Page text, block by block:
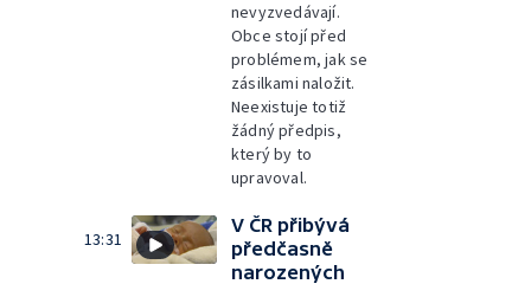
nevyzvedávají.
Obce stojí před
problémem, jak se
zásilkami naložit.
Neexistuje totiž
žádný předpis,
který by to
upravoval.
13:31
V ČR přibývá
předčasně
narozených